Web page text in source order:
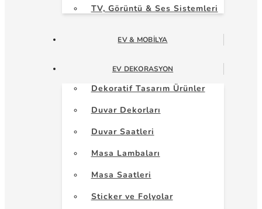
TV, Görüntü & Ses Sistemleri
EV & MOBILYA
EV DEKORASYON
Dekoratif Tasarım Ürünler
Duvar Dekorları
Duvar Saatleri
Masa Lambaları
Masa Saatleri
Sticker ve Folyolar